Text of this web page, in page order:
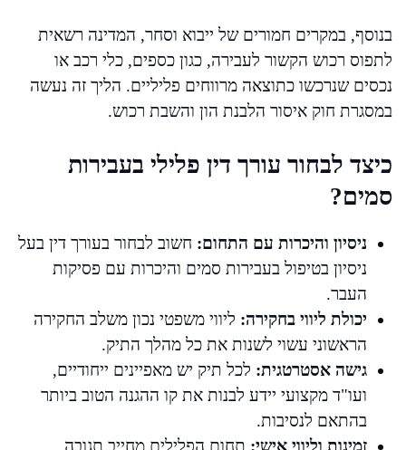
בנוסף, במקרים חמורים של ייבוא וסחר, המדינה רשאית
לתפוס רכוש הקשור לעבירה, כגון כספים, כלי רכב או
נכסים שנרכשו כתוצאה מרווחים פליליים. הליך זה נעשה
במסגרת חוק איסור הלבנת הון והשבת רכוש.
כיצד לבחור עורך דין פלילי בעבירות
סמים?
ניסיון והיכרות עם התחום: חשוב לבחור בעורך דין בעל
ניסיון בטיפול בעבירות סמים והיכרות עם פסיקות
העבר.
יכולת ליווי בחקירה: ליווי משפטי נכון משלב החקירה
הראשוני עשוי לשנות את כל מהלך התיק.
גישה אסטרטגית: לכל תיק יש מאפיינים ייחודיים,
ועו"ד מקצועי יידע לבנות את קו ההגנה הטוב ביותר
בהתאם לנסיבות.
זמינות וליווי אישי: תחום הפלילים מחייב תגובה